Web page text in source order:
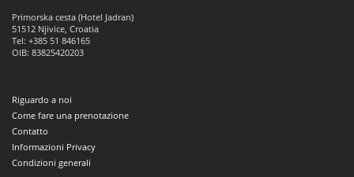
Primorska cesta (Hotel Jadran)
51512 Njivice, Croatia
Tel: +385 51 846165
OIB: 83825420203
Riguardo a noi
Come fare una prenotazione
Contatto
Informazioni Privacy
Condizioni generali